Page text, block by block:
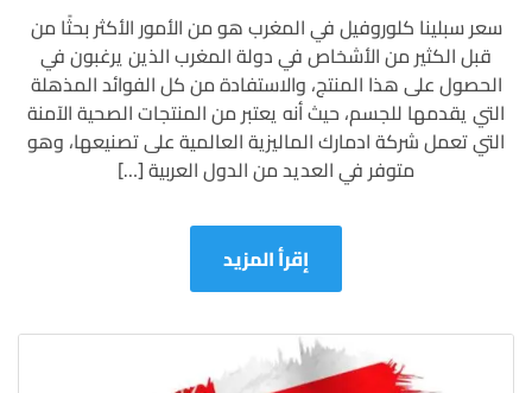
سبلينا
الكلوروفيل
في
المغرب
سعر سبلينا كلوروفيل في المغرب هو من الأمور الأكثر بحثًا من
قبل الكثير من الأشخاص في دولة المغرب الذين يرغبون في
الحصول على هذا المنتج، والاستفادة من كل الفوائد المذهلة
التي يقدمها للجسم، حيث أنه يعتبر من المنتجات الصحية الآمنة
التي تعمل شركة ادمارك الماليزية العالمية على تصنيعها، وهو
متوفر في العديد من الدول العربية […]
إقرأ المزيد